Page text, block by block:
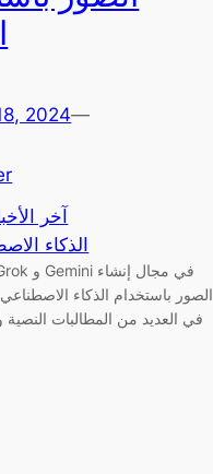
2024—
آخر
الذكاء
الصور باستخدام الذكاء
في العديد من المطالبات النصية